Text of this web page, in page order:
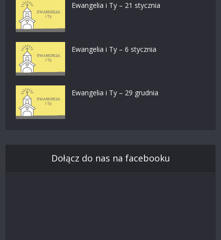
Ewangelia i Ty – 21 stycznia
Ewangelia i Ty – 6 stycznia
Ewangelia i Ty – 29 grudnia
Dołącz do nas na facebooku